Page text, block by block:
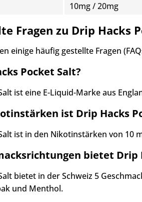
10mg / 20mg
Fragen zu Drip Hacks
einige häufig gestellte Fragen
Pocket Salt?
ist eine E-Liquid-Marke aus
ist Drip Hacks
ist in den Nikotinstärken von 10
bietet Drip
bietet in der Schweiz 5
und Menthol.